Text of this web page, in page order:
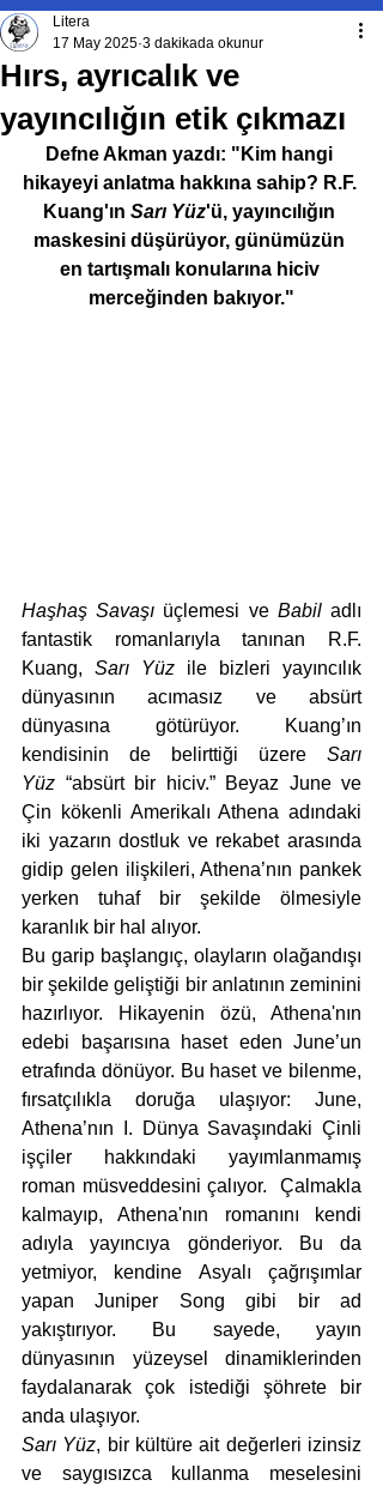
Hırs, ayrıcalık ve
yayıncılığın etik çıkmazı
Litera
17 May 2025 3 dakikada okunur
Defne Akman yazdı: "Kim hangi
hikayeyi anlatma hakkına sahip? R.F.
Kuang'ın Sarı Yüz'ü, yayıncılığın
maskesini düşürüyor, günümüzün
en tartışmalı konularına hiciv
merceğinden bakıyor."
Haşhaş Savaşı üçlemesi ve Babil adlı
fantastik romanlarıyla tanınan R.F.
Kuang, Sarı Yüz ile bizleri yayıncılık
dünyasının acımasız ve absürt
dünyasına götürüyor. Kuang’ın
kendisinin de belirttiği üzere Sarı
Yüz “absürt bir hiciv.” Beyaz June ve
Çin kökenli Amerikalı Athena adındaki
iki yazarın dostluk ve rekabet arasında
gidip gelen ilişkileri, Athena’nın pankek
yerken tuhaf bir şekilde ölmesiyle
karanlık bir hal alıyor.
Bu garip başlangıç, olayların olağandışı
bir şekilde geliştiği bir anlatının zeminini
hazırlıyor. Hikayenin özü, Athena'nın
edebi başarısına haset eden June’un
etrafında dönüyor. Bu haset ve bilenme,
fırsatçılıkla doruğa ulaşıyor: June,
Athena’nın I. Dünya Savaşındaki Çinli
işçiler hakkındaki yayımlanmamış
roman müsveddesini çalıyor.  Çalmakla
kalmayıp, Athena'nın romanını kendi
adıyla yayıncıya gönderiyor. Bu da
yetmiyor, kendine Asyalı çağrışımlar
yapan Juniper Song gibi bir ad
yakıştırıyor. Bu sayede, yayın
dünyasının yüzeysel dinamiklerinden
faydalanarak çok istediği şöhrete bir
anda ulaşıyor.
Sarı Yüz, bir kültüre ait değerleri izinsiz
ve saygısızca kullanma meselesini